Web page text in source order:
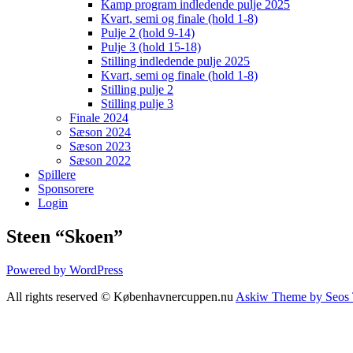
Kamp program indledende pulje 2025
Kvart, semi og finale (hold 1-8)
Pulje 2 (hold 9-14)
Pulje 3 (hold 15-18)
Stilling indledende pulje 2025
Kvart, semi og finale (hold 1-8)
Stilling pulje 2
Stilling pulje 3
Finale 2024
Sæson 2024
Sæson 2023
Sæson 2022
Spillere
Sponsorere
Login
Steen “Skoen”
Powered by WordPress
All rights reserved © Københavnercuppen.nu Askiw Theme by Seos